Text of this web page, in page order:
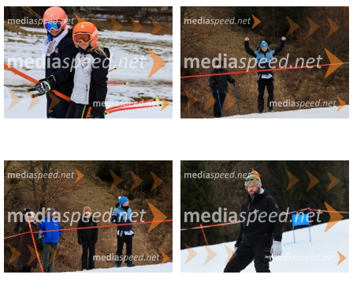
(9) Aljaž Gosak (SK Maribor) – 0:56.44
(8) Filip Grobelnik (SK Črna) – +15.50
(11) Luka Trost (Mežica) – +21.65
(12) Fran Golob (Fužinar Ravne) – +35.99
U07 deklice
(21) Sia Bolčevič (SK Pohorje) – 0:53.59